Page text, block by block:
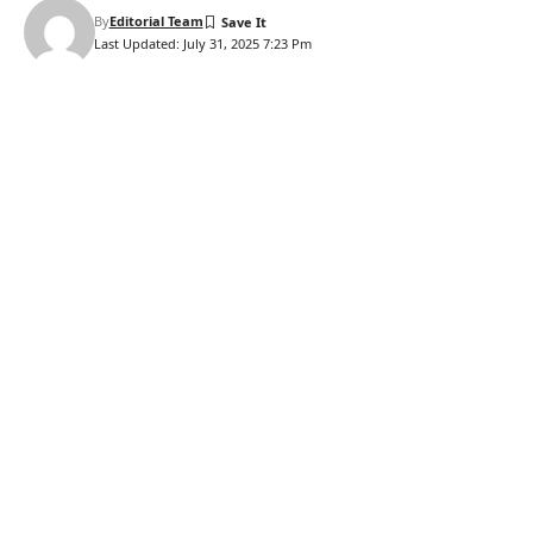
Last Updated: July 31, 2025 7:23 Pm
ByEditorial Team